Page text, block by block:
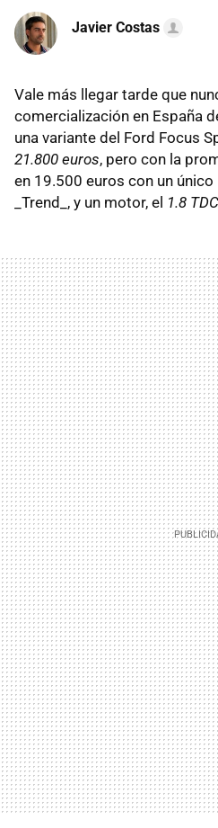
Javier Costas
Vale más llegar tarde que
comercialización en España
una variante del Ford Focus
21.800 euros, pero con la
en 19.500 euros con un único
_Trend_, y un motor, el 1.8